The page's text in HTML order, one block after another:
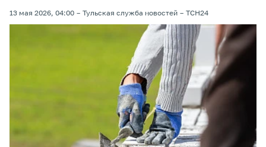
13 мая 2026, 04:00 Тульская служба новостей ТСН24